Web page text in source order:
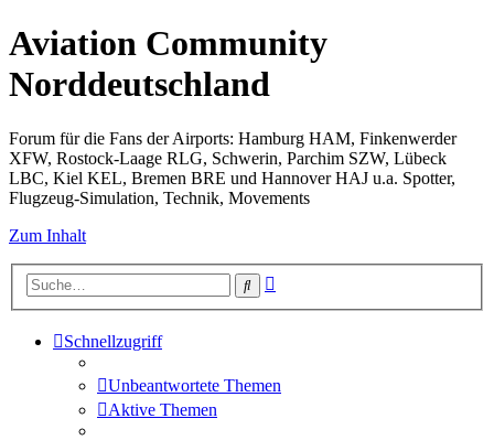
Aviation Community
Norddeutschland
Forum für die Fans der Airports: Hamburg HAM, Finkenwerder
XFW, Rostock-Laage RLG, Schwerin, Parchim SZW, Lübeck
LBC, Kiel KEL, Bremen BRE und Hannover HAJ u.a. Spotter,
Flugzeug-Simulation, Technik, Movements
Zum Inhalt
Suche
Schnellzugriff
Unbeantwortete Themen
Aktive Themen